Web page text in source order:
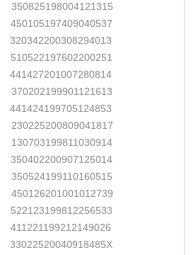
350825198004121315
450105197409040537
320342200308294013
510522197602200251
441427201007280814
370202199901121613
441424199705124853
230225200809041817
130703199811030914
350402200907125014
350524199110160515
450126201001012739
522123199812256533
411221199212149026
33022520040918485X